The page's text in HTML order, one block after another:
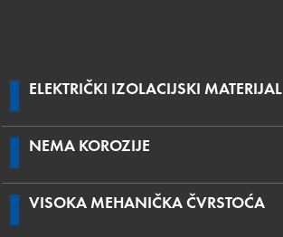
ELEKTRIČKI IZOLACIJSKI MATERIJAL
NEMA KOROZIJE
VISOKA MEHANIČKA ČVRSTOĆA